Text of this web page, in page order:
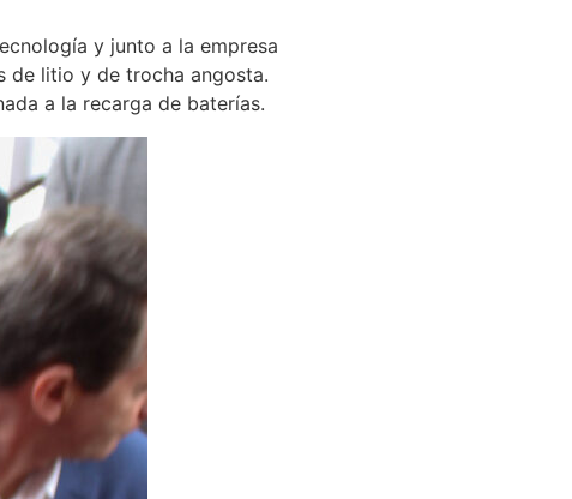
y junto a la empresa
de litio y de trocha angosta.
a la recarga de baterías.